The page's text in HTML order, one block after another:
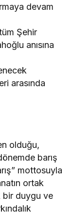
devam
Şehir
anısına
arasında
olduğu,
barış
mottosuyla
ortak
bir duygu ve